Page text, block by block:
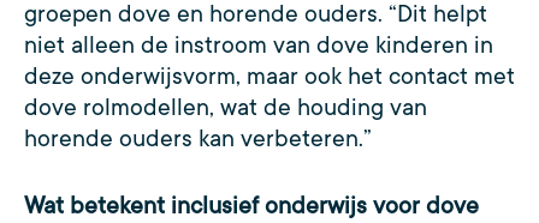
groepen dove en horende ouders. “Dit helpt
niet alleen de instroom van dove kinderen in
deze onderwijsvorm, maar ook het contact met
dove rolmodellen, wat de houding van
horende ouders kan verbeteren.”
Wat betekent inclusief onderwijs voor dove